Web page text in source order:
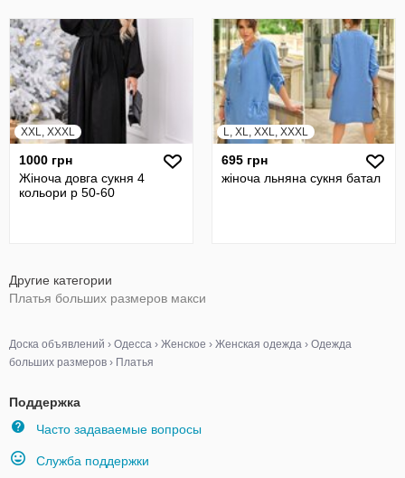
XXL, XXXL
1000 грн
Жіноча довга сукня 4
кольори р 50-60
L, XL, XXL, XXXL
695 грн
жіноча льняна сукня батал
Другие категории
Платья больших размеров макси
Доска объявлений › Одесса › Женское › Женская одежда › Одежда
больших размеров › Платья
Поддержка
Часто задаваемые вопросы
Служба поддержки